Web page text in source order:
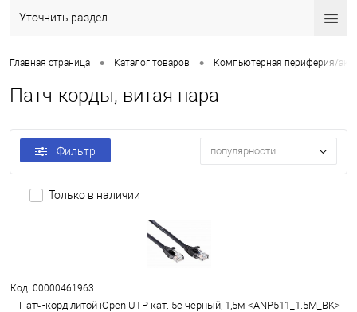
Уточнить раздел
Главная страница • Каталог товаров • Компьютерная периферия/
Патч-корды, витая пара
Фильтр популярности
Только в наличии
Код: 00000461963
Патч-корд литой iOpen UTP кат. 5е черный, 1,5м <ANP511_1.5M_BK>